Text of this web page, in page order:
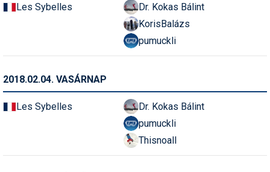
Olvasnivaló
Les Sybelles
Dr. Kokas Bálint
KorisBalázs
pumuckli
2018.02.04. VASÁRNAP
Les Sybelles
Dr. Kokas Bálint
pumuckli
Thisnoall